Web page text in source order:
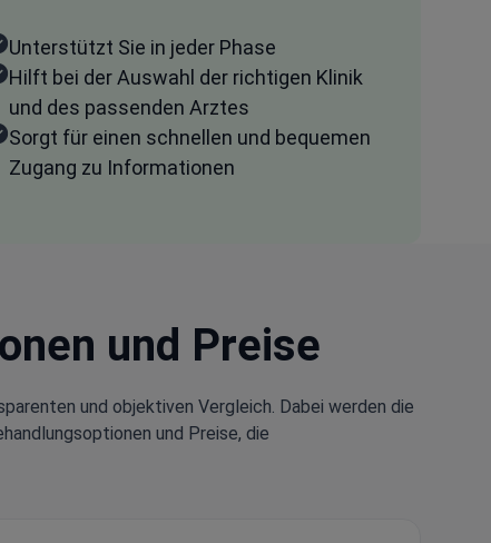
Unterstützt Sie in jeder Phase
Hilft bei der Auswahl der richtigen Klinik
und des passenden Arztes
Sorgt für einen schnellen und bequemen
Zugang zu Informationen
und Preise
und objektiven Vergleich. Dabei werden die
und Preise, die